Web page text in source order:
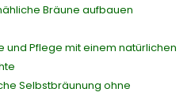
Bräune aufbauen
und Pflege mit einem natürlichen
Selbstbräunung ohne